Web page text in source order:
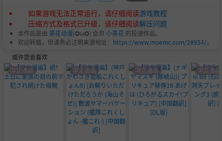
如果游戏无法正常运行，请仔细阅读游戏教程
压缩方式及格式已升级，请仔细阅读解压问题
本作品是由 茶花动漫(✪ω✪) 会员 小茶花 的投递作品。
欢迎转载，但请务必注明来源地址： https://www.moemc.com/28954/。
或许您会喜欢
中文漫画 中文漫画 中文漫画 中文漫画